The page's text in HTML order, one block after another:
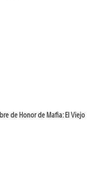
de Honor de Mafia: El Viejo